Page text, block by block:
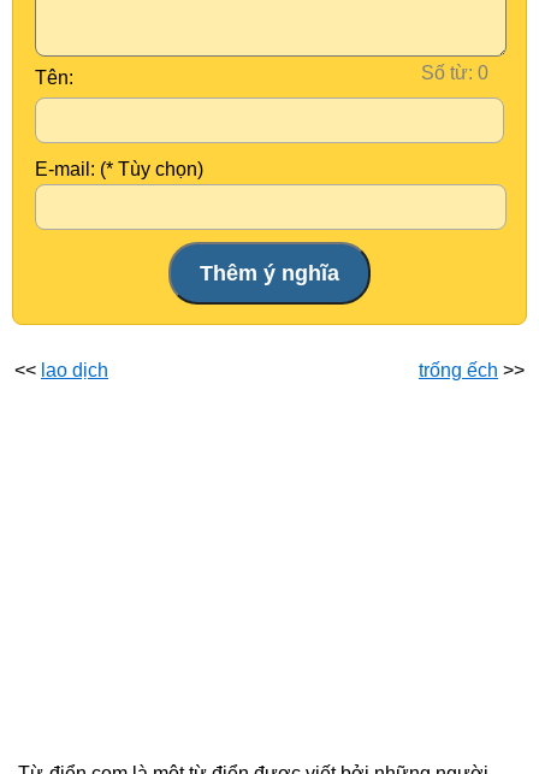
Số từ:
Tên:
E-mail: (* Tùy chọn)
<< lao dịch trống ếch >>